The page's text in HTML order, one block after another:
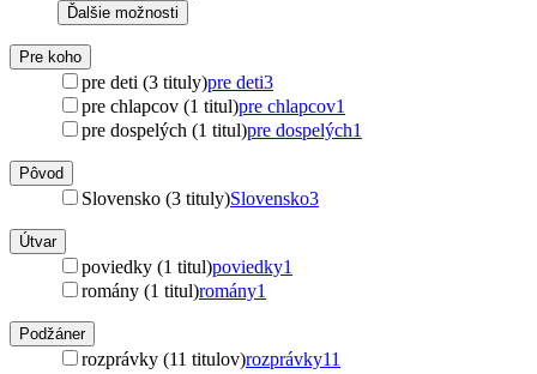
Ďalšie možnosti
Pre koho
pre deti (3 tituly)pre deti3
pre chlapcov (1 titul)pre chlapcov1
pre dospelých (1 titul)pre dospelých1
Pôvod
Slovensko (3 tituly)Slovensko3
Útvar
poviedky (1 titul)poviedky1
romány (1 titul)romány1
Podžáner
rozprávky (11 titulov)rozprávky11